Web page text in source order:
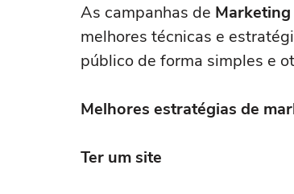
As campanhas de
melhores técnicas e
público de forma simples e
Melhores estratégias de
Ter um site